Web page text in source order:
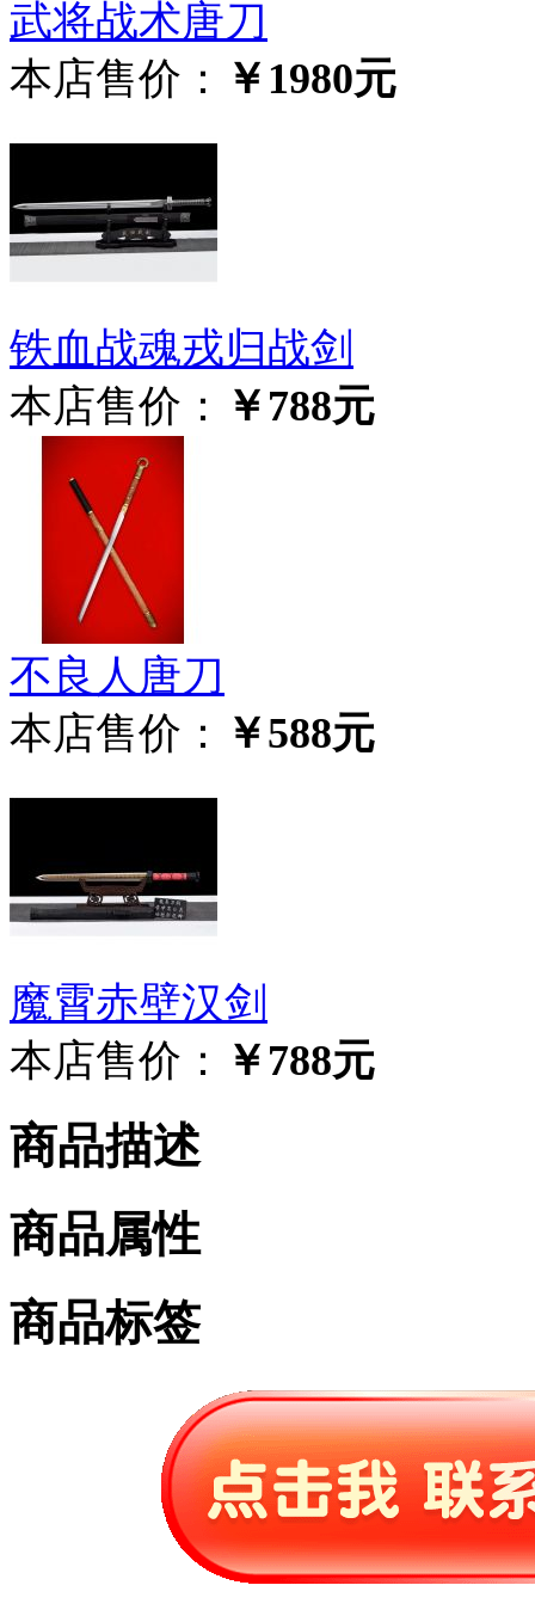
武将战术唐刀
本店售价： ￥1980元
铁血战魂戎归战剑
本店售价： ￥788元
不良人唐刀
本店售价： ￥588元
魔霄赤壁汉剑
本店售价： ￥788元
商品描述
商品属性
商品标签